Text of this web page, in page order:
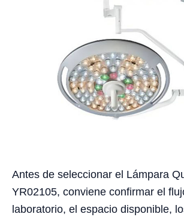
Antes de seleccionar el Lámpara
YR02105, conviene confirmar el
laboratorio, el espacio disponible,